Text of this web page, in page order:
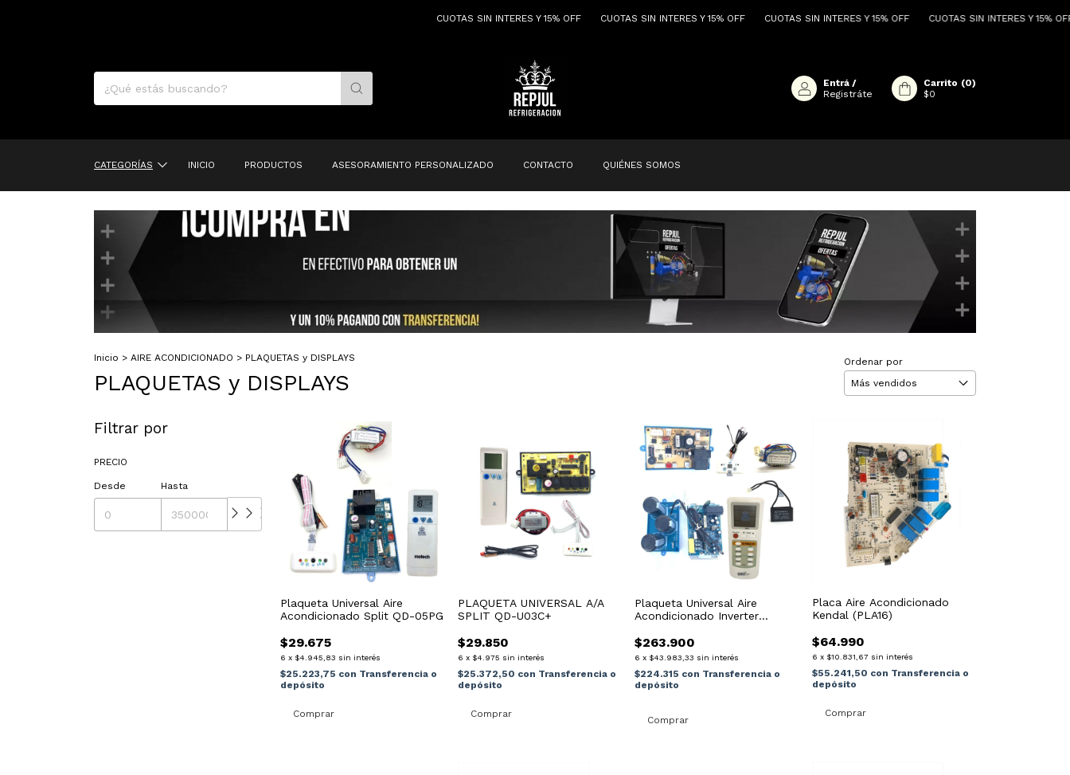
CUOTAS SIN INTERES Y 15% OFF CUOTAS SIN INTERES Y 15% OFF CUOTAS SIN INTERES Y 15% OFF CUOTAS SIN INTERES Y 15% OFF
Entrá /
Registráte
Carrito (0)
$0
CATEGORÍAS INICIO PRODUCTOS ASESORAMIENTO PERSONALIZADO CONTACTO QUIÉNES SOMOS
Inicio > AIRE ACONDICIONADO > PLAQUETAS y DISPLAYS
PLAQUETAS y DISPLAYS
Ordenar por
Filtrar por
PRECIO
Desde Hasta
Plaqueta Universal Aire
Acondicionado Split QD-05PG
$29.675
6 x $4.945,83 sin interés
$25.223,75 con Transferencia o
depósito
PLAQUETA UNIVERSAL A/A
SPLIT QD-U03C+
$29.850
6 x $4.975 sin interés
$25.372,50 con Transferencia o
depósito
Plaqueta Universal Aire
Acondicionado Inverter
$263.900
6 x $43.983,33 sin interés
$224.315 con Transferencia o
depósito
Placa Aire Acondicionado
Kendal (PLA16)
$64.990
6 x $10.831,67 sin interés
$55.241,50 con Transferencia o
depósito